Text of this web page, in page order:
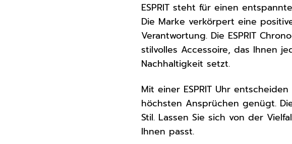
ESPRIT steht für einen
Die Marke verkörpert eine
Verantwortung. Die ESPRIT
stilvolles Accessoire, das Ihnen
Nachhaltigkeit setzt.
Mit einer ESPRIT Uhr
höchsten Ansprüchen genügt.
Stil. Lassen Sie sich von der
Ihnen passt.